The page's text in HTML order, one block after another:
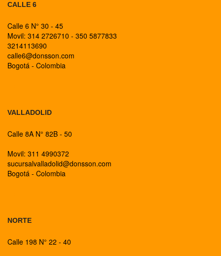
CALLE 6
Calle 6 N° 30 - 45
Movil: 314 2726710 - 350 5877833
3214113690
calle6@donsson.com
Bogotá - Colombia
VALLADOLID
Calle 8A N° 82B - 50
Movil: 311 4990372
sucursalvalladolid@donsson.com
Bogotá - Colombia
NORTE
Calle 198 N° 22 - 40